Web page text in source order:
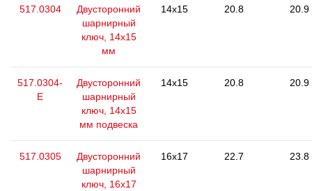
517.0304
Двусторонний
шарнирный
ключ, 14х15
мм
14x15 20.8 20.9
517.0304-
E
Двусторонний
шарнирный
ключ, 14х15
мм подвеска
14x15 20.8 20.9
517.0305
Двусторонний
шарнирный
ключ, 16х17
16x17 22.7 23.8